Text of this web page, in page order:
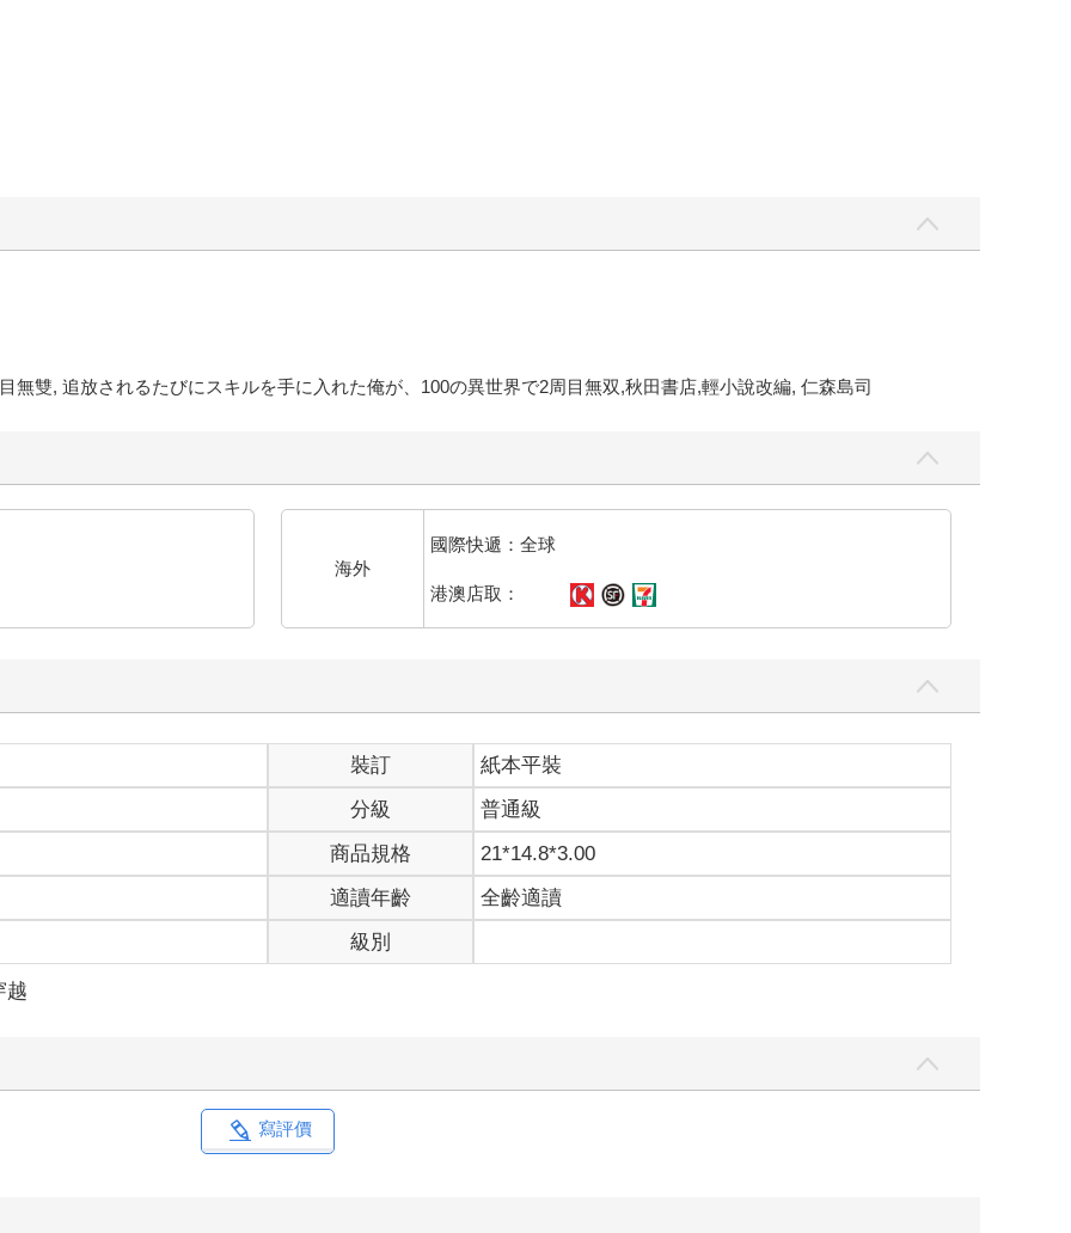
無雙, 追放されるたびにスキルを手に入れた俺が、100の異世界で2周目無双,秋田書店,輕小說改編, 仁森島司
海外
國際快遞：全球
港澳店取：
裝訂
紙本平裝
分級
普通級
商品規格
21*14.8*3.00
適讀年齡
全齡適讀
級別
越
寫評價